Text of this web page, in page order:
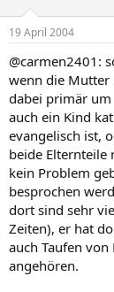
19 April 2004
@carmen2401:
wenn die Mutter
dabei primär um
auch ein Kind
evangelisch ist,
beide Elternteile
kein Problem
besprochen
dort sind sehr
Zeiten), er hat
auch Taufen
angehören.